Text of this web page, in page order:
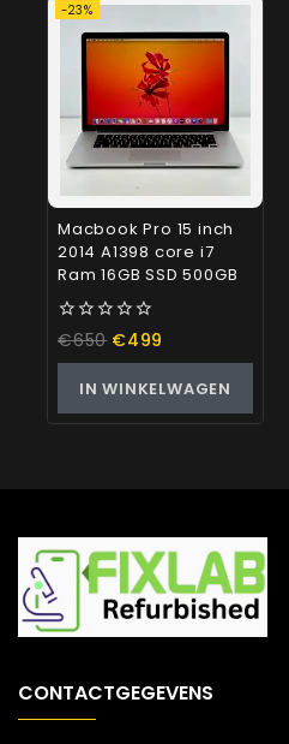
-23%
Macbook Pro 15 inch
2014 A1398 core i7
Ram 16GB SSD 500GB
0
€650 €499
IN WINKELWAGEN
CONTACTGEGEVENS